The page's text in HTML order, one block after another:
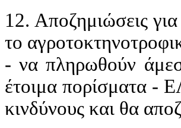
12. Αποζημιώσεις
το
- να πληρωθούν
έτοιμα πορίσματα -
κινδύνους και θα